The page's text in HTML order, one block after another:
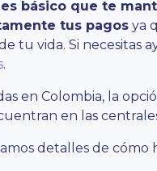
básico que te
tus pagos ya
tu vida. Si necesitas
.
en Colombia, la
en las
detalles de cómo